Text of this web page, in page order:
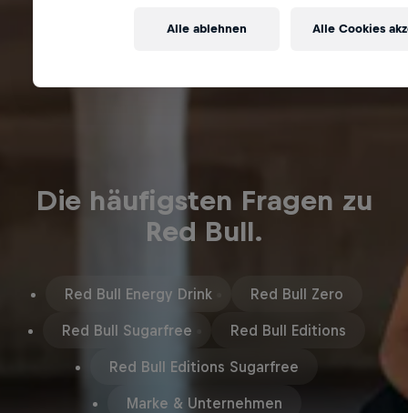
Die häufigsten Fragen zu
Red Bull.
Red Bull Energy Drink Red Bull Zero
Red Bull Sugarfree Red Bull Editions
Red Bull Editions Sugarfree
Marke & Unternehmen
Alle ablehnen Alle Cookies